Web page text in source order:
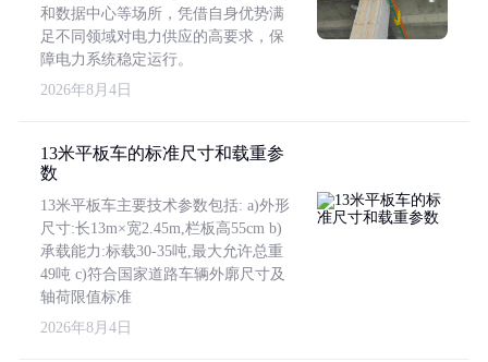
和数据中心等场所，凭借自身优势满
足不同领域对电力供应的高要求，保
障电力系统稳定运行。
2026年8月4日
13米平板车的标准尺寸和载重参
数
13米平板车主要技术参数包括: a)外形
尺寸:长13m×宽2.45m,栏板高55cm b)
承载能力:标载30-35吨,最大允许总重
49吨 c)符合国家道路车辆外廓尺寸及
轴荷限值标准
2026年8月4日